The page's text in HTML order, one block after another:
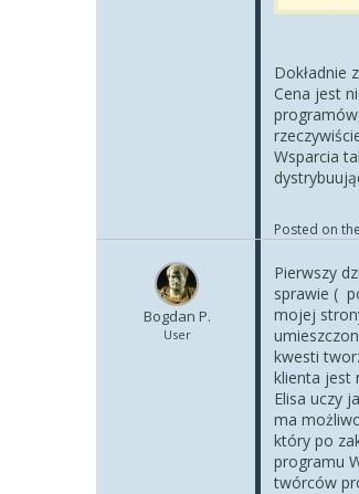
Dokładnie
Cena jest
Wsparcia
Posted on the
Bogdan P.
User
Pierwszy
sprawie (
mojej
kwesti
klienta jest
Elisa uczy
ma
który po
programu
twórców